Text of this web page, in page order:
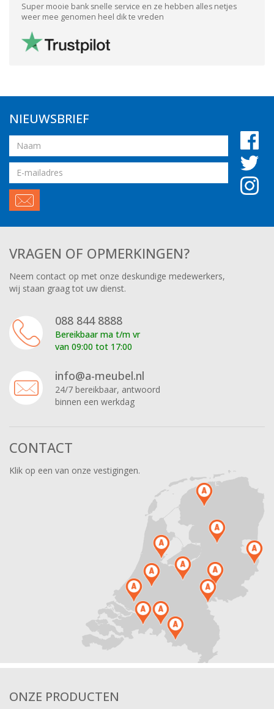
Super mooie bank snelle service en ze hebben alles netjes
weer mee genomen heel dik te vreden
NIEUWSBRIEF
Naam
Email
VRAGEN OF OPMERKINGEN?
Neem contact op met onze deskundige medewerkers,
wij staan graag tot uw dienst.
088 844 8888
Bereikbaar ma t/m vr
van 09:00 tot 17:00
info@a-meubel.nl
24/7 bereikbaar, antwoord
binnen een werkdag
CONTACT
Klik op een van onze vestigingen.
ONZE PRODUCTEN